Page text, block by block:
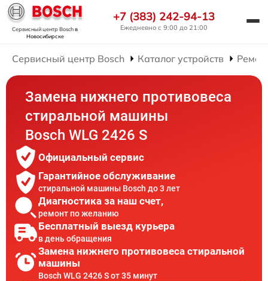
Сервисный центр Boschв
Новосибирске
+7 (383) 242-94-13
Ежедневно с 9:00 до 21:00
Сервисный центр Bosch Каталог устройств
Замена нижнего противовеса
стиральной машины
Bosch WLG 2426 S
Официальный сервис
Гарантийное обслуживание
стиральной машины Bosch до 3 лет
Диагностика за наш счет,
ремонт по желанию
Бесплатный выезд курьера
в день обращения
Замена нижнего противовеса стиральной
машины
Bosch WLG 2426 S от 35 минут